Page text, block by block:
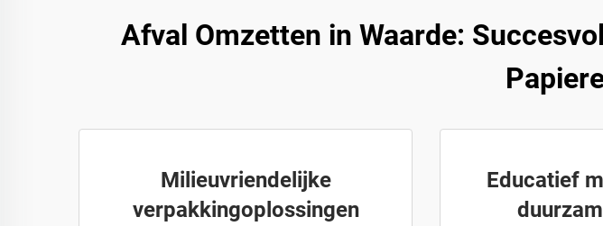
Afval Omzetten in Waarde:
Milieuvriendelijke
verpakkingoplossingen
Educatief